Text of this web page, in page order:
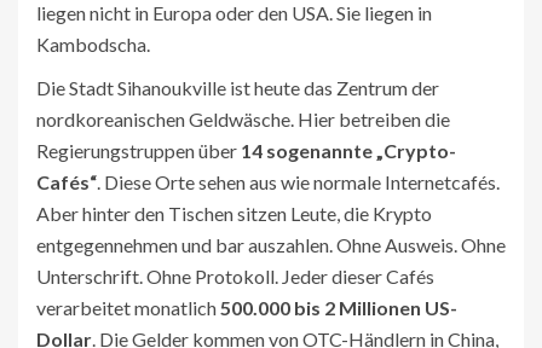
liegen nicht in Europa oder den USA. Sie liegen in
Kambodscha.
Die Stadt Sihanoukville ist heute das Zentrum der
nordkoreanischen Geldwäsche. Hier betreiben die
Regierungstruppen über 14 sogenannte „Crypto-
Cafés“. Diese Orte sehen aus wie normale Internetcafés.
Aber hinter den Tischen sitzen Leute, die Krypto
entgegennehmen und bar auszahlen. Ohne Ausweis. Ohne
Unterschrift. Ohne Protokoll. Jeder dieser Cafés
verarbeitet monatlich500.000 bis 2 Millionen US-
Dollar. Die Gelder kommen von OTC-Händlern in China,